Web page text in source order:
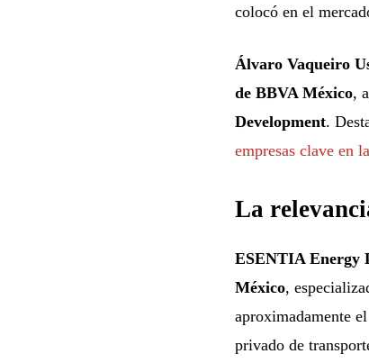
colocó en el
Álvaro Vaqueiro
de BBVA México,
Development.
empresas clave en
La
ESENTIA Energy
México,
aproximadamente
privado de